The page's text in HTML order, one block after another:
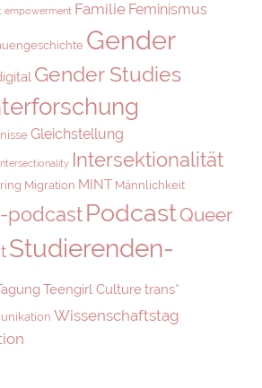
empowerment Familie Feminismus
Gender
Gender Studies
Gleichstellung
intersectionality Intersektionalität
Migration MINT Männlichkeit
podcastPodcastQueer
Studierenden-
Teengirl Culturetrans*
Wissenschaftstag